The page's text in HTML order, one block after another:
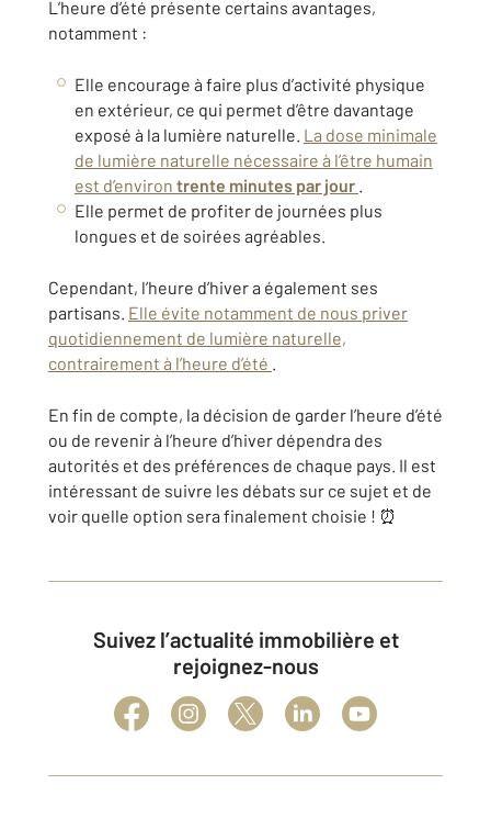
L’heure d’été présente certains avantages,
notamment :
Elle encourage à faire plus d’activité physique
en extérieur, ce qui permet d’être davantage
exposé à la lumière naturelle. La dose minimale
de lumière naturelle nécessaire à l’être humain
est d’environ trente minutes par jour .
Elle permet de profiter de journées plus
longues et de soirées agréables.
Cependant, l’heure d’hiver a également ses
partisans. Elle évite notamment de nous priver
quotidiennement de lumière naturelle,
contrairement à l’heure d’été .
En fin de compte, la décision de garder l’heure d’été
ou de revenir à l’heure d’hiver dépendra des
autorités et des préférences de chaque pays. Il est
intéressant de suivre les débats sur ce sujet et de
voir quelle option sera finalement choisie ! ⏰
Suivez l’actualité immobilière et
rejoignez-nous